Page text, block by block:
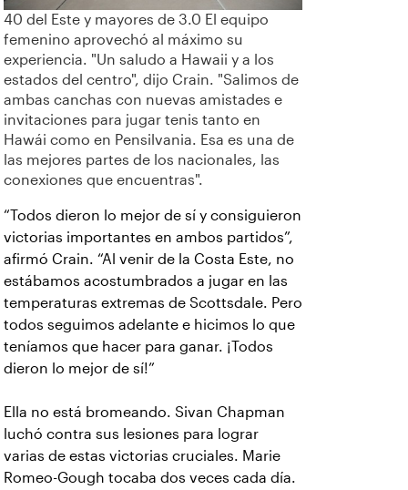
40 del Este y mayores de 3.0 El equipo
femenino aprovechó al máximo su
experiencia. "Un saludo a Hawaii y a los
estados del centro", dijo Crain. "Salimos de
ambas canchas con nuevas amistades e
invitaciones para jugar tenis tanto en
Hawái como en Pensilvania. Esa es una de
las mejores partes de los nacionales, las
conexiones que encuentras".
“Todos dieron lo mejor de sí y consiguieron
victorias importantes en ambos partidos”,
afirmó Crain. “Al venir de la Costa Este, no
estábamos acostumbrados a jugar en las
temperaturas extremas de Scottsdale. Pero
todos seguimos adelante e hicimos lo que
teníamos que hacer para ganar. ¡Todos
dieron lo mejor de sí!”
Ella no está bromeando. Sivan Chapman
luchó contra sus lesiones para lograr
varias de estas victorias cruciales. Marie
Romeo-Gough tocaba dos veces cada día.